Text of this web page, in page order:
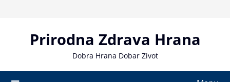
Prirodna Zdrava Hrana
Dobra Hrana Dobar Zivot